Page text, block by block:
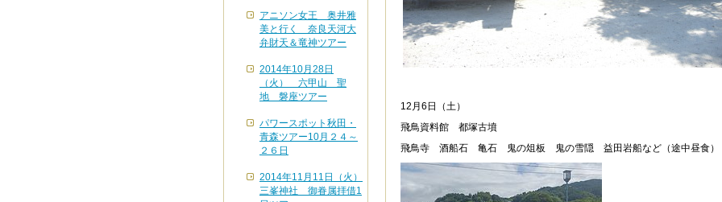
12 月 6 日（土）
飛鳥資料館 都塚古墳
飛鳥寺 酒船石 亀石 鬼の俎板 鬼の雪隠 益田岩船など（途中昼食）
アニソン女王 奥井雅
美と行く 奈良天河大
弁財天＆竜神ツアー
2014年10月28日
（火） 六甲山 聖
地 磐座ツアー
パワースポット秋田・
青森ツアー10月２４～
２６日
2014年11月11日（火）
三峯神社 御眷属拝借1